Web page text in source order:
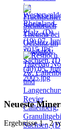
Neueste
Ergebnisse 1 - 2